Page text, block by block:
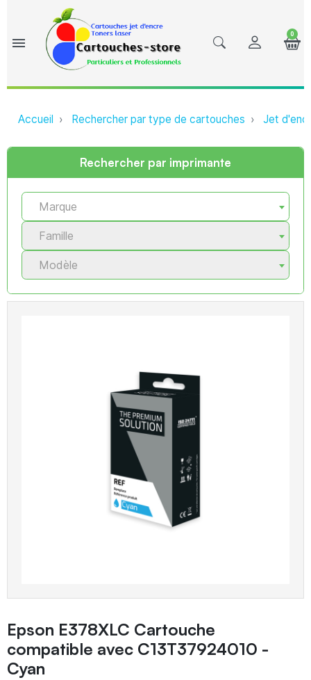
menu
0
Accueil Rechercher par type de cartouches Jet
Rechercher par imprimante
Marque
Famille
Modèle
Epson E378XLC Cartouche
compatible avec C13T37924010 -
Cyan